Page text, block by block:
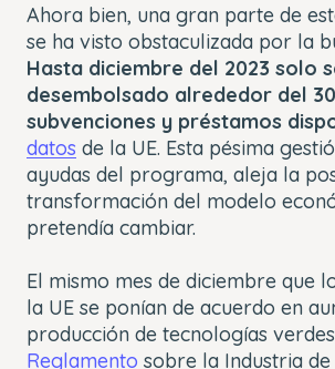
Ahora bien, una gran parte de
se ha visto obstaculizada por la
Hasta diciembre del 2023 solo
desembolsado alrededor del
subvenciones y préstamos
datos de la UE. Esta pésima
ayudas del programa, aleja la
transformación del modelo
pretendía cambiar.
El mismo mes de diciembre que
la UE se ponían de acuerdo en
producción de tecnologías
Reglamento sobre la Industria de